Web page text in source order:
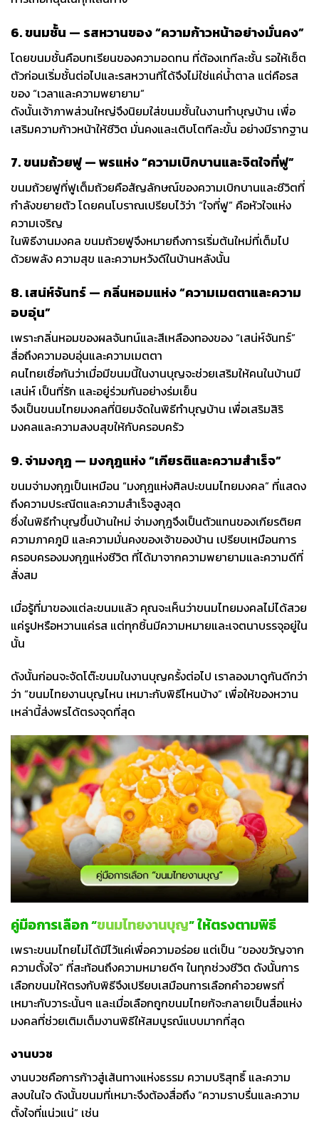
6. ขนมชั้น — รสหวานของ “ความก้าวหน้าอย่างมั่นคง”
โดยขนมชั้นคือบทเรียนของความอดทน ที่ต้องเททีละชั้น รอให้เซ็ต
ตัวก่อนเริ่มชั้นต่อไปและรสหวานที่ได้จึงไม่ใช่แค่น้ำตาล แต่คือรส
ของ “เวลาและความพยายาม”
ดังนั้นเจ้าภาพส่วนใหญ่จึงนิยมใส่ขนมชั้นในงานทำบุญบ้าน เพื่อ
เสริมความก้าวหน้าให้ชีวิต มั่นคงและเติบโตทีละขั้น อย่างมีรากฐาน
7. ขนมถ้วยฟู — พรแห่ง “ความเบิกบานและจิตใจที่ฟู”
ขนมถ้วยฟูที่ฟูเต็มถ้วยคือสัญลักษณ์ของความเบิกบานและชีวิตที่
กำลังขยายตัว โดยคนโบราณเปรียบไว้ว่า “ใจที่ฟู” คือหัวใจแห่ง
ความเจริญ
ในพิธีงานมงคล ขนมถ้วยฟูจึงหมายถึงการเริ่มต้นใหม่ที่เต็มไป
ด้วยพลัง ความสุข และความหวังดีในบ้านหลังนั้น
8. เสน่ห์จันทร์ — กลิ่นหอมแห่ง “ความเมตตาและความ
อบอุ่น”
เพราะกลิ่นหอมของผลจันทน์และสีเหลืองทองของ “เสน่ห์จันทร์”
สื่อถึงความอบอุ่นและความเมตตา
คนไทยเชื่อกันว่าเมื่อมีขนมนี้ในงานบุญจะช่วยเสริมให้คนในบ้านมี
เสน่ห์ เป็นที่รัก และอยู่ร่วมกันอย่างร่มเย็น
จึงเป็นขนมไทยมงคลที่นิยมจัดในพิธีทำบุญบ้าน เพื่อเสริมสิริ
มงคลและความสงบสุขให้กับครอบครัว
9. จ่ามงกุฎ — มงกุฎแห่ง “เกียรติและความสำเร็จ”
ขนมจ่ามงกุฎเป็นเหมือน “มงกุฎแห่งศิลปะขนมไทยมงคล” ที่แสดง
ถึงความประณีตและความสำเร็จสูงสุด
ซึ่งในพิธีทำบุญขึ้นบ้านใหม่ จ่ามงกุฎจึงเป็นตัวแทนของเกียรติยศ
ความภาคภูมิ และความมั่นคงของเจ้าของบ้าน เปรียบเหมือนการ
ครอบครองมงกุฎแห่งชีวิต ที่ได้มาจากความพยายามและความดีที่
สั่งสม
เมื่อรู้ที่มาของแต่ละขนมแล้ว คุณจะเห็นว่าขนมไทยมงคลไม่ได้สวย
แค่รูปหรือหวานแค่รส แต่ทุกชิ้นมีความหมายและเจตนาบรรจุอยู่ใน
นั้น
ดังนั้นก่อนจะจัดโต๊ะขนมในงานบุญครั้งต่อไป เราลองมาดูกันดีกว่า
ว่า “ขนมไทยงานบุญไหน เหมาะกับพิธีไหนบ้าง” เพื่อให้ของหวาน
เหล่านี้ส่งพรได้ตรงจุดที่สุด
คู่มือการเลือก “ขนมไทยงานบุญ” ให้ตรงตามพิธี
เพราะขนมไทยไม่ได้มีไว้แค่เพื่อความอร่อย แต่เป็น “ของขวัญจาก
ความตั้งใจ” ที่สะท้อนถึงความหมายดีๆ ในทุกช่วงชีวิต ดังนั้นการ
เลือกขนมให้ตรงกับพิธีจึงเปรียบเสมือนการเลือกคำอวยพรที่
เหมาะกับวาระนั้นๆ และเมื่อเลือกถูกขนมไทยก้จะกลายเป็นสื่อแห่ง
มงคลที่ช่วยเติมเต็มงานพิธีให้สมบูรณ์แบบมากที่สุด
งานบวช
งานบวชคือการก้าวสู่เส้นทางแห่งธรรม ความบริสุทธิ์ และความ
สงบในใจ ดังนั้นขนมที่เหมาะจึงต้องสื่อถึง “ความราบรื่นและความ
ตั้งใจที่แน่วแน่” เช่น